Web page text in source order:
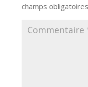
champs